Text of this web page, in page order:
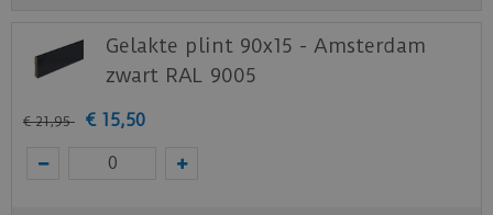
Gelakte plint 90x15 - Amsterdam
zwart RAL 9005
€ 21,95 € 15,50